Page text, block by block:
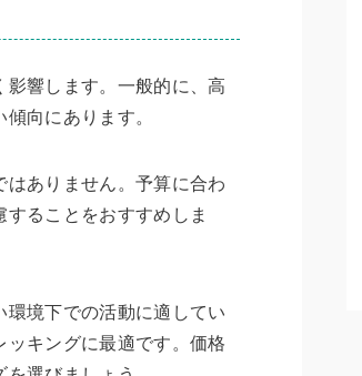
影響します。一般的に、高
向にあります。
はありません。予算に合わ
ることをおすすめしま
境下での活動に適してい
ッキングに最適です。価格